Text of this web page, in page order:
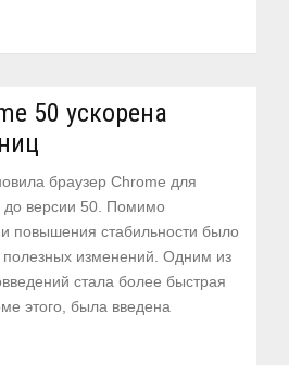
50 ускорена
браузер Chrome для
до версии 50. Помимо
повышения стабильности было
полезных изменений. Одним из
стала более быстрая
этого, была введена